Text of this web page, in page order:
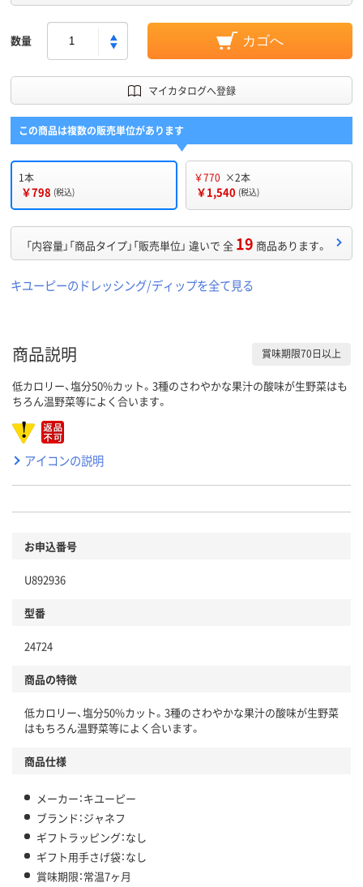
数量 カゴへ
マイカタログへ登録
この商品は複数の販売単位があります
1本
￥798 (税込)
￥770 ×2本
￥1,540 (税込)
「内容量」「商品タイプ」「販売単位」 違いで 全 19 商品あります。
キユーピーのドレッシング/ディップを全て見る
商品説明 賞味期限70日以上
低カロリー、塩分50%カット。3種のさわやかな果汁の酸味が生野菜はも
ちろん温野菜等によく合います。
アイコンの説明
お申込番号
U892936
型番
24724
商品の特徴
低カロリー、塩分50%カット。3種のさわやかな果汁の酸味が生野菜
はもちろん温野菜等によく合います。
商品仕様
メーカー：キユーピー
ブランド：ジャネフ
ギフトラッピング：なし
ギフト用手さげ袋：なし
賞味期限：常温7ヶ月